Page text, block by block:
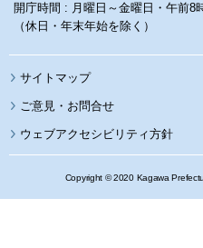
開庁時間 : 月曜日～金曜日・午前8
（休日・年末年始を除く）
サイトマップ
ウェブアクセシビリティ方針
Copyright © 2020 Kagawa